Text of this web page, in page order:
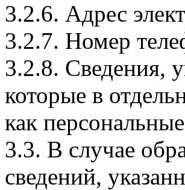
3.2.6. Адрес
3.2.7. Номер
3.2.8. Сведения,
которые в
как
3.3. В случае
сведений,